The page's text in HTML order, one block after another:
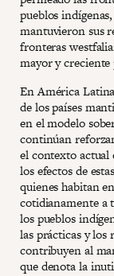
pueblos
mantuvieron sus
fronteras
mayor y
En América
de los países
en el modelo
continúan
el contexto actual
los efectos de
quienes habitan
cotidianamente a
los pueblos
las prácticas y los
contribuyen al
que denota la